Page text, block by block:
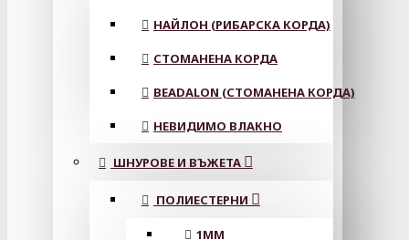
НАЙЛОН (РИБАРСКА КОРДА)
СТОМАНЕНА КОРДА
BEADALON (СТОМАНЕНА КОРДА)
НЕВИДИМО ВЛАКНО
ШНУРОВЕ И ВЪЖЕТА
ПОЛИЕСТЕРНИ
1ММ